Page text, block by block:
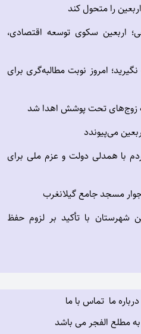
را متحول کند
اربعین سکوی توسعه اقتصادی،
امروز نوبت مطالبه‌گری برای
می‌پیوندد
با همدلی دولت و عزم ملی برای
مسجد جامع گیلانغرب
شهرستان با تأکید بر لزوم حفظ
درباره ما تماس با ما
مطلع الفجر می باشد